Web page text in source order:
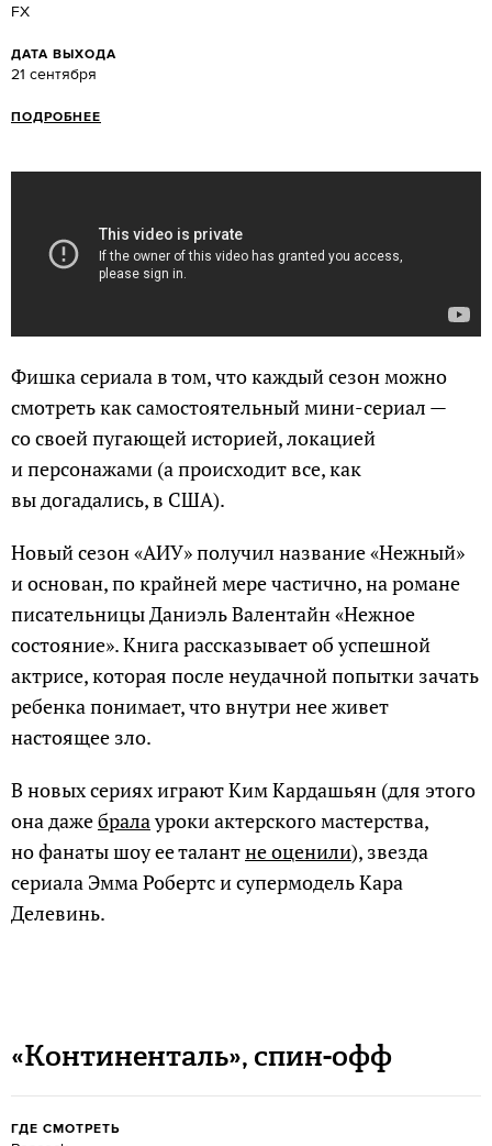
FX
ДАТА ВЫХОДА
21 сентября
ПОДРОБНЕЕ
Фишка сериала в том, что каждый сезон можно
смотреть как самостоятельный мини-сериал —
со своей пугающей историей, локацией
и персонажами (а происходит все, как
вы догадались, в США).
Новый сезон «АИУ» получил название «Нежный»
и основан, по крайней мере частично, на романе
писательницы Даниэль Валентайн «Нежное
состояние». Книга рассказывает об успешной
актрисе, которая после неудачной попытки зачать
ребенка понимает, что внутри нее живет
настоящее зло.
В новых сериях играют Ким Кардашьян (для этого
она дажебралауроки актерского мастерства,
но фанаты шоу ее талантне оценили), звезда
сериала Эмма Робертс и супермодель Кара
Делевинь.
«Континенталь», спин-офф
ГДЕ СМОТРЕТЬ